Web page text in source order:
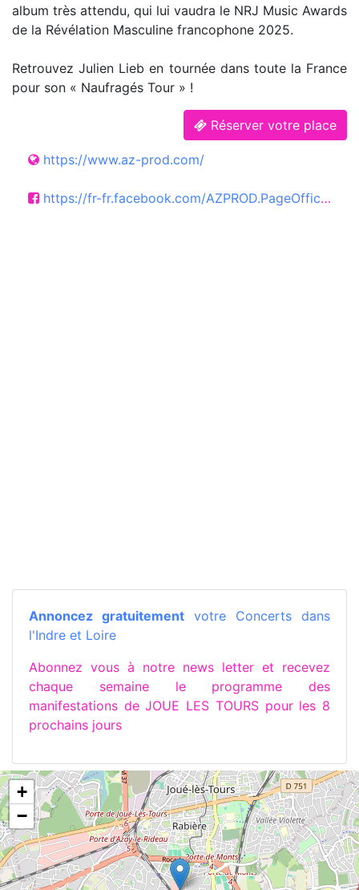
album très attendu, qui lui vaudra le NRJ Music Awards
de la Révélation Masculine francophone 2025.
Retrouvez Julien Lieb en tournée dans toute la France
pour son « Naufragés Tour » !
Réserver votre place
https://www.az-prod.com/
https://fr-fr.facebook.com/AZPROD.PageOfficielle
Annoncez gratuitement votre Concerts dans
l'Indre et Loire
Abonnez vous à notre news letter et recevez
chaque semaine le programme des
manifestations de JOUE LES TOURS pour les 8
prochains jours
+
−